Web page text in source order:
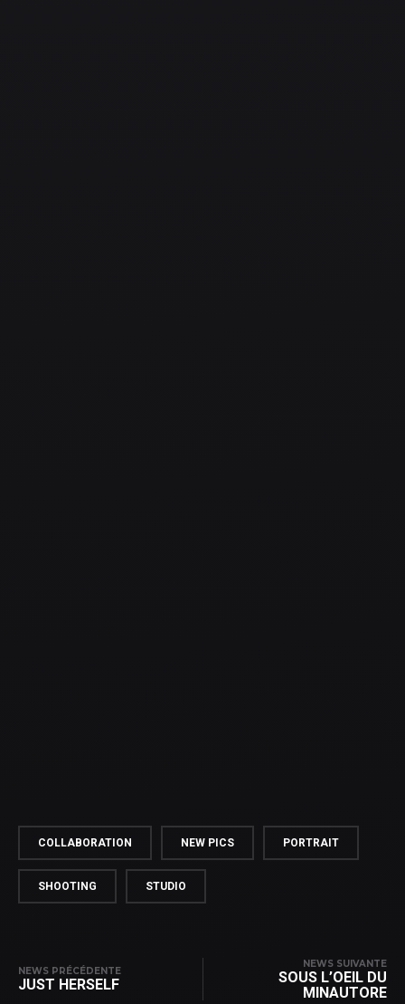
COLLABORATION NEW PICS PORTRAIT
SHOOTING STUDIO
NEWS PRÉCÉDENTE
JUST HERSELF
NEWS SUIVANTE
SOUS L’OEIL DU
MINAUTORE